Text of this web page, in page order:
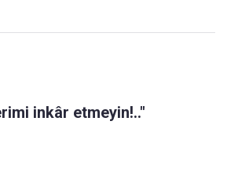
inkâr etmeyin!.."